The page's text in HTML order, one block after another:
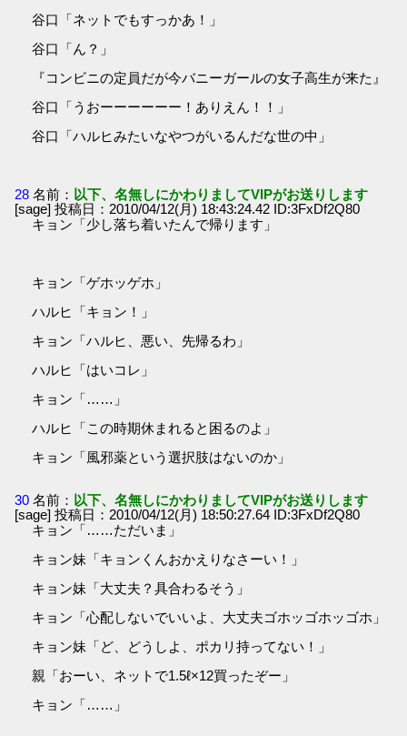
谷口「ネットでもすっかあ！」
谷口「ん？」
『コンビニの定員だが今バニーガールの女子高生が来た』
谷口「うおーーーーーー！ありえん！！」
谷口「ハルヒみたいなやつがいるんだな世の中」
28 名前： 以下、名無しにかわりましてVIPがお送りします
[sage] 投稿日：2010/04/12(月) 18:43:24.42 ID:3FxDf2Q80
キョン「少し落ち着いたんで帰ります」
キョン「ゲホッゲホ」
ハルヒ「キョン！」
キョン「ハルヒ、悪い、先帰るわ」
ハルヒ「はいコレ」
キョン「……」
ハルヒ「この時期休まれると困るのよ」
キョン「風邪薬という選択肢はないのか」
30 名前： 以下、名無しにかわりましてVIPがお送りします
[sage] 投稿日：2010/04/12(月) 18:50:27.64 ID:3FxDf2Q80
キョン「……ただいま」
キョン妹「キョンくんおかえりなさーい！」
キョン妹「大丈夫？具合わるそう」
キョン「心配しないでいいよ、大丈夫ゴホッゴホッゴホ」
キョン妹「ど、どうしよ、ポカリ持ってない！」
親「おーい、ネットで1.5ℓ×12買ったぞー」
キョン「……」